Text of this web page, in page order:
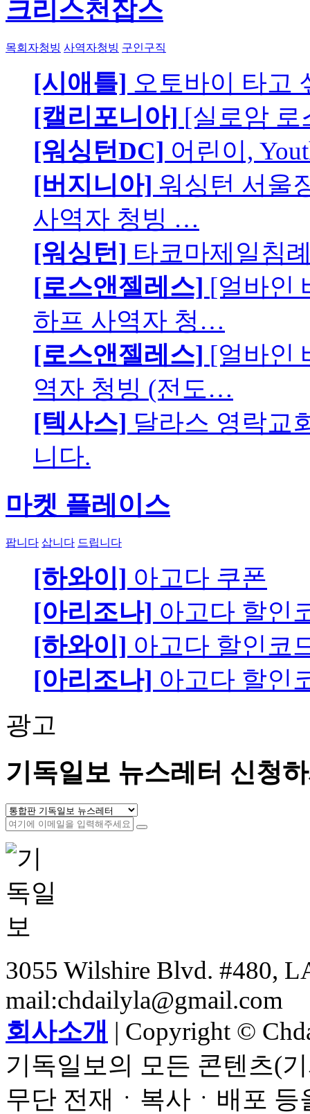
크리스천잡스
목회자청빙 사역자청빙 구인구직
[시애틀] 오토바이 타고
[캘리포니아] [실로암 로
[워싱턴DC] 어린이,
[버지니아] 워싱턴 서울
사역자 청빙 …
[워싱턴] 타코마제일침
[로스앤젤레스] [얼바인
하프 사역자 청…
[로스앤젤레스] [얼바인
역자 청빙 (전도…
[텍사스] 달라스 영락교
니다.
마켓 플레이스
팝니다 삽니다 드립니다
[하와이] 아고다 쿠폰
[아리조나] 아고다 할인
[하와이] 아고다 할인코
[아리조나] 아고다 할인
광고
기독일보 뉴스레터 신청
3055 Wilshire Blvd. #480,
mail:chdailyla@gmail.com
회사소개 | Copyright ©
기독일보의 모든 콘텐츠(
무단 전재ㆍ복사ㆍ배포 등